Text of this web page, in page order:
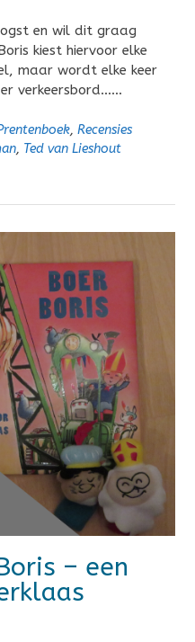
en wil dit graag
kiest hiervoor elke
maar wordt elke keer
verkeersbord……
, Recensies
, Ted van Lieshout
– een